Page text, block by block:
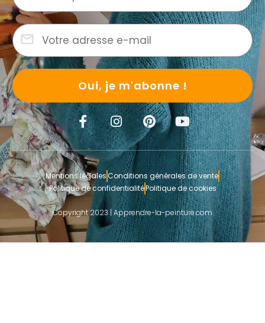
Oui, je m'abonne !
Mentions légalesConditions générales de vente
Politique de confidentialitéPolitique de cookies
Copyright 2023 | Apprendre-la-peinture.com